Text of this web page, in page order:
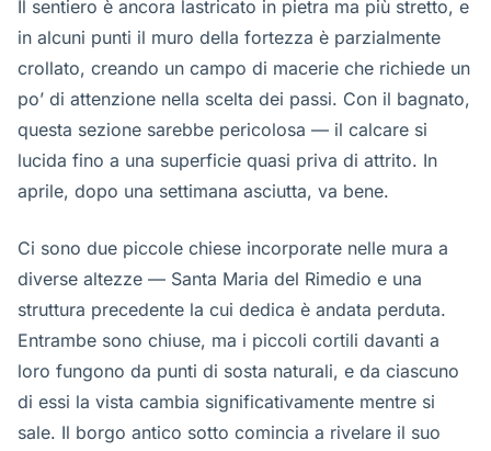
Il sentiero è ancora lastricato in pietra ma più stretto, e
in alcuni punti il muro della fortezza è parzialmente
crollato, creando un campo di macerie che richiede un
po’ di attenzione nella scelta dei passi. Con il bagnato,
questa sezione sarebbe pericolosa — il calcare si
lucida fino a una superficie quasi priva di attrito. In
aprile, dopo una settimana asciutta, va bene.
Ci sono due piccole chiese incorporate nelle mura a
diverse altezze — Santa Maria del Rimedio e una
struttura precedente la cui dedica è andata perduta.
Entrambe sono chiuse, ma i piccoli cortili davanti a
loro fungono da punti di sosta naturali, e da ciascuno
di essi la vista cambia significativamente mentre si
sale. Il borgo antico sotto comincia a rivelare il suo